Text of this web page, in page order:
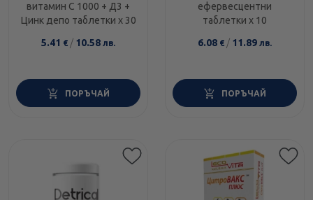
витамин С 1000 + Д3 +
Цинк депо таблетки х 30
5.41 € / 10.58 лв.
ПОРЪЧАЙ
ефервесцентни
таблетки х 10
6.08 € / 11.89 лв.
ПОРЪЧАЙ